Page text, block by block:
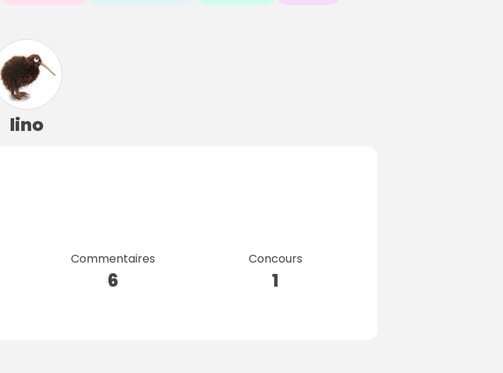
lino
Commentaires
6
Concours
1